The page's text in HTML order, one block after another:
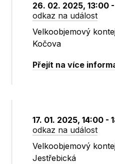
26. 02. 2025, 13:00
odkaz na událost
Velkoobjemový
Kočova
Přejít na více
17. 01. 2025, 14:00 -
odkaz na událost
Velkoobjemový
Jestřebická